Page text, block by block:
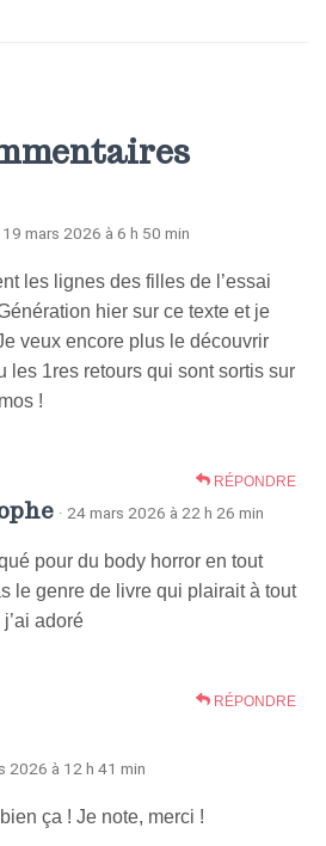
19 mars 2026 à 6 h 50 min
les lignes des filles de l’essai
hier sur ce texte et je
veux encore plus le découvrir
les 1res retours qui sont sortis sur
!
RÉPONDRE
· 24 mars 2026 à 22 h 26 min
pour du body horror en tout
le genre de livre qui plairait à tout
adoré
RÉPONDRE
2026 à 12 h 41 min
ça ! Je note, merci !